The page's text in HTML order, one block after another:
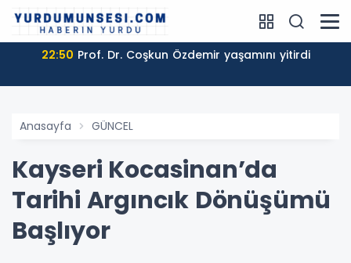
22:50 Prof. Dr. Coşkun Özdemir yaşamını yitirdi
Anasayfa GÜNCEL
Kayseri Kocasinan’da
Tarihi Argıncık Dönüşümü
Başlıyor